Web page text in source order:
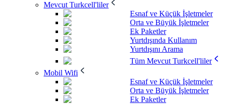
Mevcut Turkcell'liler
Esnaf ve Küçük İşletmeler
Orta ve Büyük İşletmeler
Ek Paketler
Yurtdışında Kullanım
Yurtdışını Arama
Tüm Mevcut Turkcell'liler
Mobil Wifi
Esnaf ve Küçük İşletmeler
Orta ve Büyük İşletmeler
Ek Paketler